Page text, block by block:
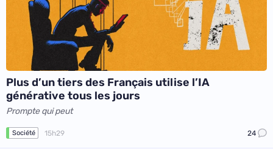
Plus d’un tiers des Français utilise l’IA
générative tous les jours
Prompte qui peut
Société 15h29 24